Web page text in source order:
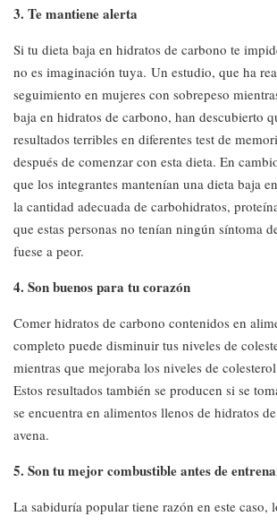
3. Te mantiene alerta
Si tu dieta baja en hidratos de carbono te
no es imaginación tuya. Un estudio, que ha
seguimiento en mujeres con sobrepeso
baja en hidratos de carbono, han descubierto
resultados terribles en diferentes test de
después de comenzar con esta dieta. En
que los integrantes mantenían una dieta baja
la cantidad adecuada de carbohidratos,
que estas personas no tenían ningún síntoma
fuese a peor.
4. Son buenos para tu corazón
Comer hidratos de carbono contenidos en
completo puede disminuir tus niveles de
mientras que mejoraba los niveles de
Estos resultados también se producen si se
se encuentra en alimentos llenos de hidratos
avena.
5. Son tu mejor combustible antes de
La sabiduría popular tiene razón en este caso,